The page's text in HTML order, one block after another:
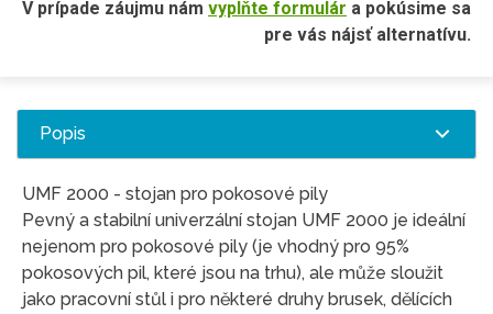
V prípade záujmu nám vyplňte formulár a pokúsime sa
pre vás nájsť alternatívu.
Popis
UMF 2000 - stojan pro pokosové pily
Pevný a stabilní univerzální stojan UMF 2000 je ideální
nejenom pro pokosové pily (je vhodný pro 95%
pokosových pil, které jsou na trhu), ale může sloužit
jako pracovní stůl i pro některé druhy brusek, dělících